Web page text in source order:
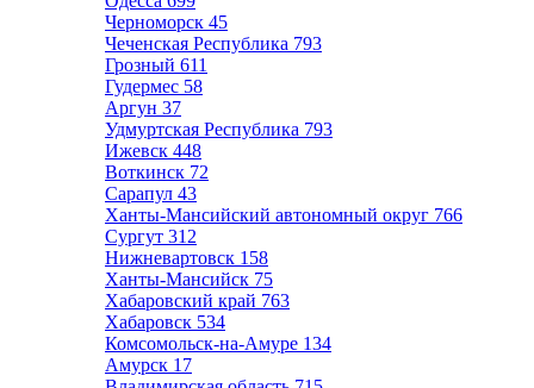
Черноморск 45
Чеченская Республика 793
Грозный 611
Гудермес 58
Аргун 37
Удмуртская Республика 793
Ижевск 448
Воткинск 72
Сарапул 43
Ханты-Мансийский автономный округ 766
Сургут 312
Нижневартовск 158
Ханты-Мансийск 75
Хабаровский край 763
Хабаровск 534
Комсомольск-на-Амуре 134
Амурск 17